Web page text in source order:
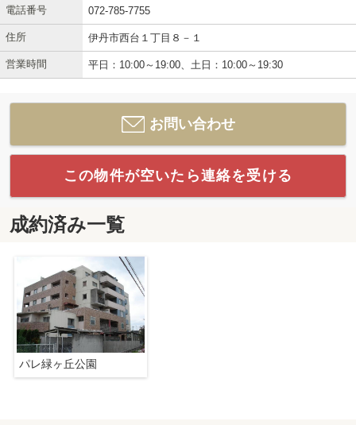
電話番号 072-785-7755
住所 伊丹市西台１丁目８－１
営業時間 平日：10:00～19:00、土日：10:00～19:30
お問い合わせ
この物件が空いたら連絡を受ける
成約済み一覧
パレ緑ヶ丘公園